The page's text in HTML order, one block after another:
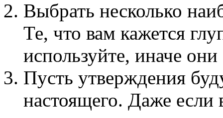
Выбрать несколько
Те, что вам кажется
используйте, иначе
Пусть утверждения
настоящего. Даже